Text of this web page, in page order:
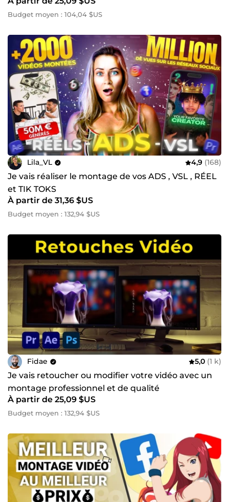
Budget moyen : 104,04 $US
Lila_VL 4,9 (168)
Je vais réaliser le montage de vos ADS , VSL , RÉEL
et TIK TOKS
À partir de 31,36 $US
Budget moyen : 132,94 $US
Fidae 5,0 (1 k)
Je vais retoucher ou modifier votre vidéo avec un
montage professionnel et de qualité
À partir de 25,09 $US
Budget moyen : 132,94 $US